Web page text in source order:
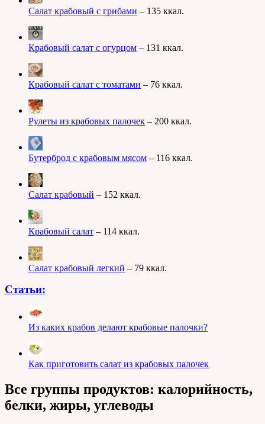
Салат крабовый с грибами – 135 ккал.
Крабовый салат с огурцом – 131 ккал.
Крабовый салат с томатами – 76 ккал.
Рулеты из крабовых палочек – 200 ккал.
Бутерброд с крабовым мясом – 116 ккал.
Салат крабовый – 152 ккал.
Крабовый салат – 114 ккал.
Салат крабовый легкий – 79 ккал.
Статьи:
Из каких крабов делают крабовые палочки?
Как приготовить салат из крабовых палочек
Все группы продуктов: калорийность,
белки, жиры, углеводы